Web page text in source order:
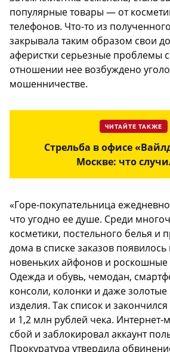
популярные товары — от
телефонов. Что-то из
закрывала таким образом свои
аферистки серьезные проблемы
отношении нее возбуждено
мошенничестве.
ЧИТАЙТЕ ТАКЖЕ
Стрельба в офисе
Москве: что
«Горе-покупательница ежедневно
что угодно ее душе. Среди
косметики, постельного белья и
дома в списке заказов появилось
новеньких айфонов и роскошные
Одежда и обувь, чемодан,
консоли, колонки и даже
изделия. Так список и
и 1,2 млн рублей чека. Интернет-
сбой и заблокировал аккаунт
Прокуратура утвердила